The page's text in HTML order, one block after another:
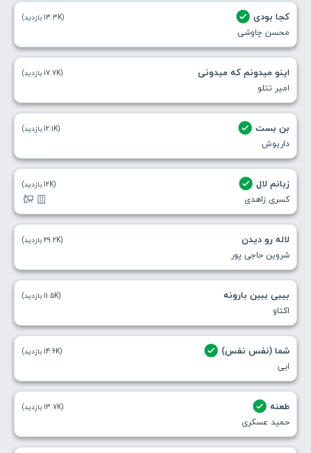
کجا بودی
محسن چاوشی
(13.3K بازدید)
اینو میدونم که میدونی
امیر تتلو
(17.7K بازدید)
بن بست
داریوش
(12.1K بازدید)
زبانم لال
کسری زاهدی
(12K بازدید)
لاله رو دیدن
شروین حاجی پور
(29.2K بازدید)
بیبی ببین بارونه
اکتاو
(11.5K بازدید)
شما (نفس نفس)
ابی
(14.6K بازدید)
طعنه
حمید عسکری
(13.7K بازدید)